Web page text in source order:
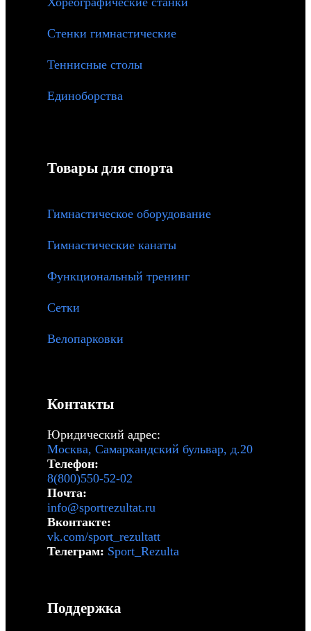
Стенки гимнастические
Теннисные столы
Единоборства
Товары для спорта
Гимнастическое оборудование
Гимнастические канаты
Функциональный тренинг
Сетки
Велопарковки
Контакты
Юридический адрес:
Москва, Самаркандский бульвар, д.20
Телефон:
8(800)550-52-02
Почта:
info@sportrezultat.ru
Вконтакте:
vk.com/sport_rezultatt
Телеграм: Sport_Rezulta
Поддержка